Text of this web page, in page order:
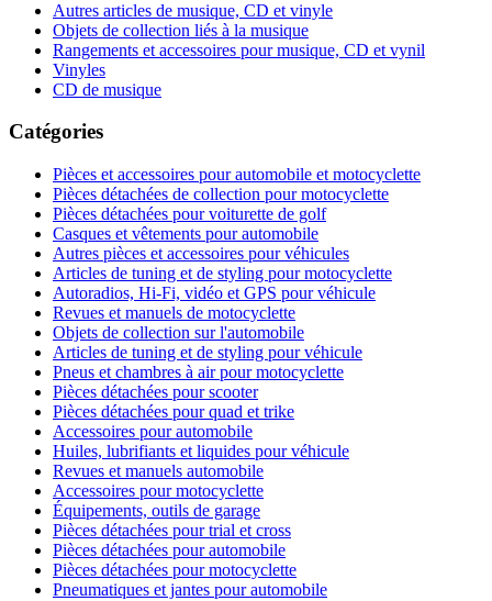
Autres articles de musique, CD et vinyle
Objets de collection liés à la musique
Rangements et accessoires pour musique, CD et vynil
Vinyles
CD de musique
Catégories
Pièces et accessoires pour automobile et motocyclette
Pièces détachées de collection pour motocyclette
Pièces détachées pour voiturette de golf
Casques et vêtements pour automobile
Autres pièces et accessoires pour véhicules
Articles de tuning et de styling pour motocyclette
Autoradios, Hi-Fi, vidéo et GPS pour véhicule
Revues et manuels de motocyclette
Objets de collection sur l'automobile
Articles de tuning et de styling pour véhicule
Pneus et chambres à air pour motocyclette
Pièces détachées pour scooter
Pièces détachées pour quad et trike
Accessoires pour automobile
Huiles, lubrifiants et liquides pour véhicule
Revues et manuels automobile
Accessoires pour motocyclette
Équipements, outils de garage
Pièces détachées pour trial et cross
Pièces détachées pour automobile
Pièces détachées pour motocyclette
Pneumatiques et jantes pour automobile